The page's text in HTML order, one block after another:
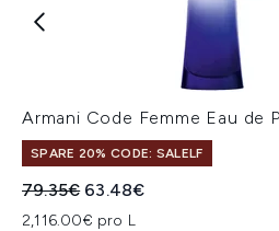
Armani Code Femme Eau de
SPARE 20% CODE: SALELF
Unverbindliche
79.35€ Aktueller Preis:
63.48€
2,116.00€ pro L